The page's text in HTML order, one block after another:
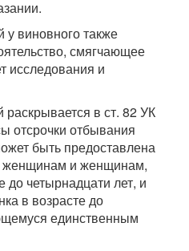
у виновного также
смягчающее
исследования и
в ст. 82 УК
отсрочки отбывания
быть предоставлена
и женщинам,
четырнадцати лет, и
в возрасте до
единственным